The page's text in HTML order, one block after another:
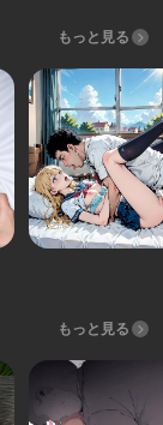
もっと見る
もっと見る